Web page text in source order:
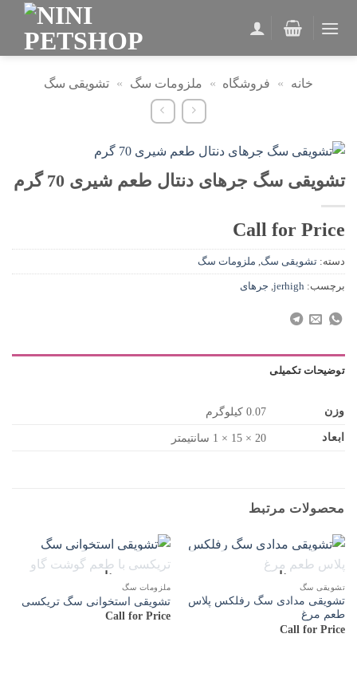
خانه » فروشگاه » ملزومات سگ » تشویقی سگ
تشویقی سگ جرهای دنتال طعم شیری 70 گرم
Call for Price
دسته: تشویقی سگ, ملزومات سگ
برچسب: jerhigh
, جرهای
توضیحات تکمیلی
وزن
0.07 کیلوگرم
ابعاد
20 × 15 × 1 سانتیمتر
محصولات مرتبط
ناموجود
تشویقی سگ
تشویقی مدادی سگ رفلکس پلاس
طعم مرغ
Call for Price
ناموجود
ملزومات سگ
تشویقی استخوانی سگ تریکسی
Call for Price